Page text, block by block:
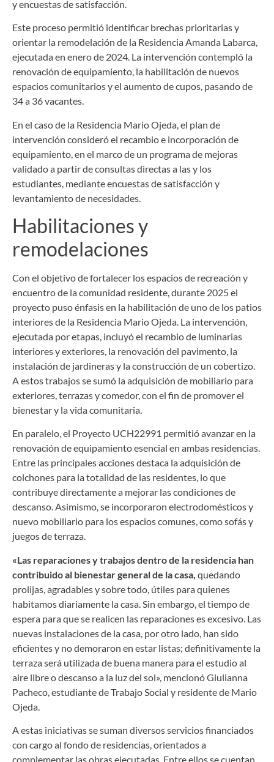
y encuestas de satisfacción.
Este proceso permitió identificar brechas prioritarias y
orientar la remodelación de la Residencia Amanda Labarca,
ejecutada en enero de 2024. La intervención contempló la
renovación de equipamiento, la habilitación de nuevos
espacios comunitarios y el aumento de cupos, pasando de
34 a 36 vacantes.
En el caso de la Residencia Mario Ojeda, el plan de
intervención consideró el recambio e incorporación de
equipamiento, en el marco de un programa de mejoras
validado a partir de consultas directas a las y los
estudiantes, mediante encuestas de satisfacción y
levantamiento de necesidades.
Habilitaciones y
remodelaciones
Con el objetivo de fortalecer los espacios de recreación y
encuentro de la comunidad residente, durante 2025 el
proyecto puso énfasis en la habilitación de uno de los patios
interiores de la Residencia Mario Ojeda. La intervención,
ejecutada por etapas, incluyó el recambio de luminarias
interiores y exteriores, la renovación del pavimento, la
instalación de jardineras y la construcción de un cobertizo.
A estos trabajos se sumó la adquisición de mobiliario para
exteriores, terrazas y comedor, con el fin de promover el
bienestar y la vida comunitaria.
En paralelo, el Proyecto UCH22991 permitió avanzar en la
renovación de equipamiento esencial en ambas residencias.
Entre las principales acciones destaca la adquisición de
colchones para la totalidad de las residentes, lo que
contribuye directamente a mejorar las condiciones de
descanso. Asimismo, se incorporaron electrodomésticos y
nuevo mobiliario para los espacios comunes, como sofás y
juegos de terraza.
«Las reparaciones y trabajos dentro de la residencia han
contribuido al bienestar general de la casa, quedando
prolijas, agradables y sobre todo, útiles para quienes
habitamos diariamente la casa. Sin embargo, el tiempo de
espera para que se realicen las reparaciones es excesivo. Las
nuevas instalaciones de la casa, por otro lado, han sido
eficientes y no demoraron en estar listas; definitivamente la
terraza será utilizada de buena manera para el estudio al
aire libre o descanso a la luz del sol», mencionó Giulianna
Pacheco, estudiante de Trabajo Social y residente de Mario
Ojeda.
A estas iniciativas se suman diversos servicios financiados
con cargo al fondo de residencias, orientados a
complementar las obras ejecutadas. Entre ellos se cuentan